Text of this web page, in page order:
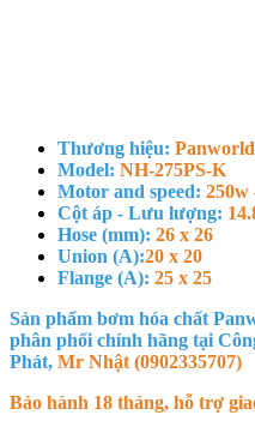
Thương hiệu:
Model: NH-275PS-K
Motor and speed: 250w
Cột áp - Lưu lượng:
Hose (mm): 26 x 26
Union (A):20 x 20
Flange (A): 25 x 25
Sản phẩm bơm hóa chất
phân phối chính hãng tại
Phát, Mr Nhật (0902335707)
Bảo hành 18 tháng, hỗ trợ